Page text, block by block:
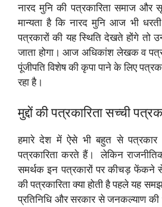
नारद मुनि की पत्रकारिता समाज और
मान्यता है कि नारद मुनि आज भी
पत्रकारों की यह स्थिति देखते होंगे तो
जाता होगा। आज अधिकांश लेखक व
पूंजीपति विशेष की कृपा पाने के लिए
रहा है।
मुद्दों की पत्रकारिता सच्ची
हमारे देश में ऐसे भी बहुत से पत्रकार
पत्रकारिता करते हैं। ‌ लेकिन
समर्थक इन पत्रकारों पर कीचड़ फेंकने
की पत्रकारिता क्या होती है पहले यह
प्रतिनिधि और सरकार से जनकल्याण